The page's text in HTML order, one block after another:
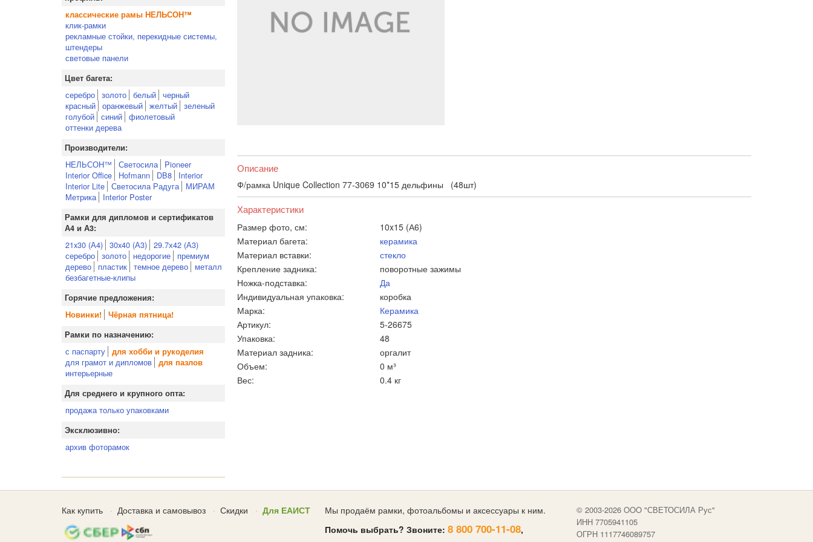
классические рамы НЕЛЬСОН™
клик-рамки
рекламные стойки, перекидные системы,
штендеры
световые панели
Цвет багета:
серебро золото белый черный
красный оранжевый желтый зеленый
голубой синий фиолетовый
оттенки дерева
Производители:
НЕЛЬСОН™ Светосила
Pioneer
Interior Office
Hofmann DB8
Interior
Interior Lite Светосила Радуга
МИРАМ
Метрика
Interior Poster
Рамки для дипломов и сертификатов
А4 и А3:
21x30 (А4) 30x40 (А3) 29.7х42 (А3)
серебро золото недорогие
премиум
дерево
пластик темное дерево
металл
безбагетные-клипы
Горячие предложения:
Новинки!
Чёрная пятница!
Рамки по назначению:
с паспарту для хобби и рукоделия
для грамот и дипломов для пазлов
интерьерные
Для среднего и крупного опта:
продажа только упаковками
Эксклюзивно:
архив фоторамок
Описание
Ф/рамка Unique Collection 77-3069 10*15 дельфины (48шт)
Характеристики
Размер фото, см:
10x15 (А6)
Материал багета:
керамика
Материал вставки:
стекло
Крепление задника:
поворотные зажимы
Ножка-подставка:
Да
Индивидуальная упаковка:
коробка
Марка:
Керамика
Артикул:
5-26675
Упаковка:
48
Материал задника:
оргалит
Объем:
0 м³
Вес:
0.4 кг
Как купить Доставка и самовывоз Скидки Для ЕАИСТ
Мы продаём рамки, фотоальбомы и аксессуары к ним.
Помочь выбрать? Звоните: 8 800 700-11-08,
© 2003-2026 OOO "СВЕТОСИЛА Рус"
ИНН 7705941105
ОГРН 1117746089757